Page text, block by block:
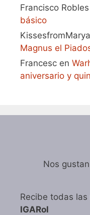
Francisco Robles
básico
KissesfromMarya
Magnus el
Francesc en
aniversario y
Nos
Recibe todas las
IGARol